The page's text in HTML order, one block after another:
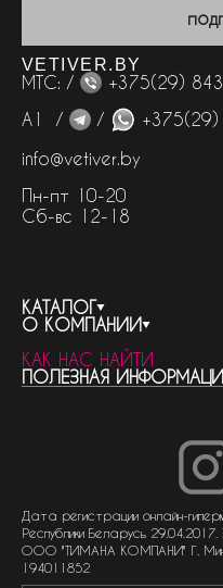
VETIVER.BY
МТС: /
+375(29)
А1 /
/
info@vetiver.by
Пн-пт 10-20
Сб-вс 12-18
КАТАЛОГ
весь каталог
бренды
женская парфюмерия
мужская парфюмерия
унисекс парфюмерия
О КОМПАНИИ
контакты
о компании
доставка и оплата
КАК НАС НАЙТИ
ПОЛЕЗНАЯ
как совершить покупку
политика обработки
политика обработки
Дата регистрации онлайн-
Республики Беларусь
ООО "ТИМАНА КОМПАНИ" Г.
194011852